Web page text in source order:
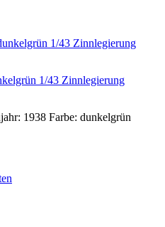
1/43 Zinnlegierung
1938 Farbe: dunkelgrün